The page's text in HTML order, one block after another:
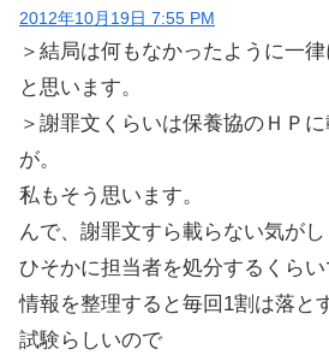
2012年10月19日 7:55 PM
＞結局は何もなかったように一
と思います。
＞謝罪文くらいは保養協のＨＰ
が。
私もそう思います。
んで、謝罪文すら載らない気が
ひそかに担当者を処分するくらい
情報を整理すると毎回1割は落と
試験らしいので